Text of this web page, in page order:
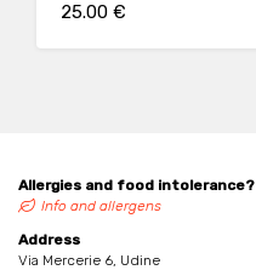
25.00 €
Allergies and food intolerance?
Info and allergens
Address
Via Mercerie 6, Udine